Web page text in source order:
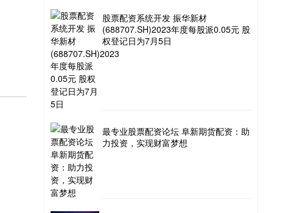
股票配资系统开发 振华新材
(688707.SH)2023年度每股派0.05元 股
权登记日为7月5日
最专业股票配资论坛 阜新期货配资：助
力投资，实现财富梦想